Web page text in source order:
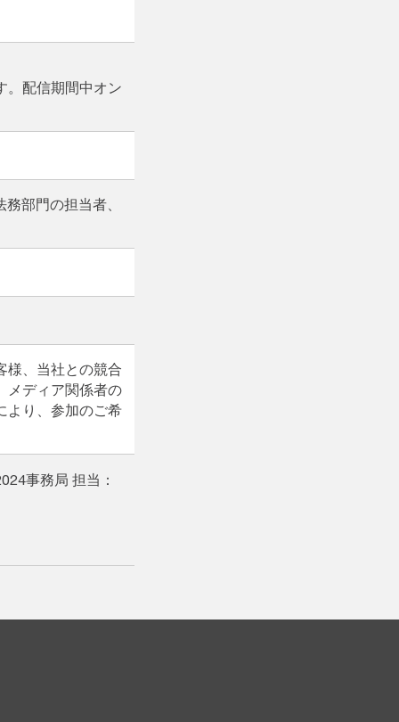
。配信期間中オン
部門の担当者、
様、当社との競合
メディア関係者の
より、参加のご希
事務局 担当：